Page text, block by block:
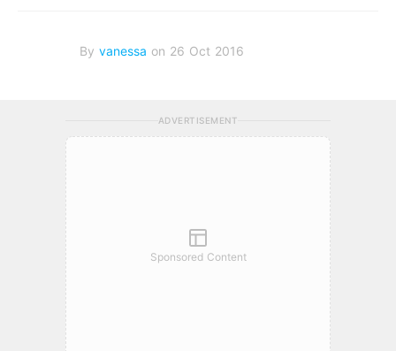
By vanessa on 26 Oct 2016
ADVERTISEMENT
Sponsored Content